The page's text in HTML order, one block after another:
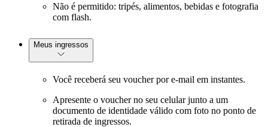
Não é permitido: tripés, alimentos, bebidas e fotografia
com flash.
Meus ingressos
Você receberá seu voucher por e-mail em instantes.
Apresente o voucher no seu celular junto a um
documento de identidade válido com foto no ponto de
retirada de ingressos.